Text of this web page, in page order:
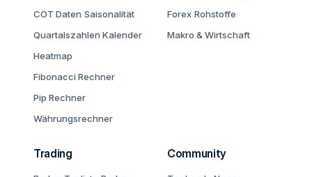
COT Daten Saisonalität
Quartalszahlen Kalender
Heatmap
Fibonacci Rechner
Pip Rechner
Währungsrechner
Forex Rohstoffe
Makro & Wirtschaft
Trading Community